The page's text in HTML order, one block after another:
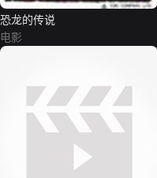
恐龙的传说
电影